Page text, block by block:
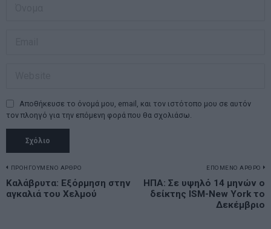
Αποθήκευσε το όνομά μου, email, και τον ιστότοπο μου σε αυτόν
τον πλοηγό για την επόμενη φορά που θα σχολιάσω.
Πλοήγηση
άρθρων
ΠΡΟΗΓΟΥΜΕΝΟ ΑΡΘΡΟ
Previous
post:
Καλάβρυτα: Εξόρμηση στην
αγκαλιά του Χελμού
ΕΠΟΜΕΝΟ ΑΡΘΡΟ
ΗΠΑ: Σε υψηλό 14 μηνών ο
δείκτης ISM-New York το
Δεκέμβριο